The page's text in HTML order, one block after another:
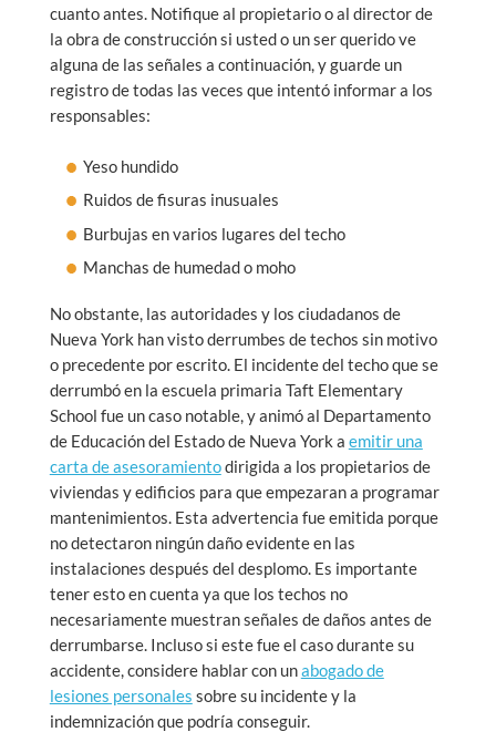
cuanto antes. Notifique al propietario o al director de
la obra de construcción si usted o un ser querido ve
alguna de las señales a continuación, y guarde un
registro de todas las veces que intentó informar a los
responsables:
Yeso hundido
Ruidos de fisuras inusuales
Burbujas en varios lugares del techo
Manchas de humedad o moho
No obstante, las autoridades y los ciudadanos de
Nueva York han visto derrumbes de techos sin motivo
o precedente por escrito. El incidente del techo que se
derrumbó en la escuela primaria Taft Elementary
School fue un caso notable, y animó al Departamento
de Educación del Estado de Nueva York a emitir una
carta de asesoramientodirigida a los propietarios de
viviendas y edificios para que empezaran a programar
mantenimientos. Esta advertencia fue emitida porque
no detectaron ningún daño evidente en las
instalaciones después del desplomo. Es importante
tener esto en cuenta ya que los techos no
necesariamente muestran señales de daños antes de
derrumbarse. Incluso si este fue el caso durante su
accidente, considere hablar con unabogado de
lesiones personales sobre su incidente y la
indemnización que podría conseguir.